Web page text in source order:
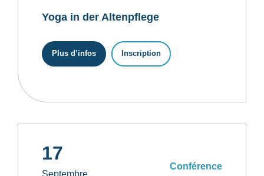
Yoga in der Altenpflege
Plus d’infos Inscription
17
Septembre
Conférence